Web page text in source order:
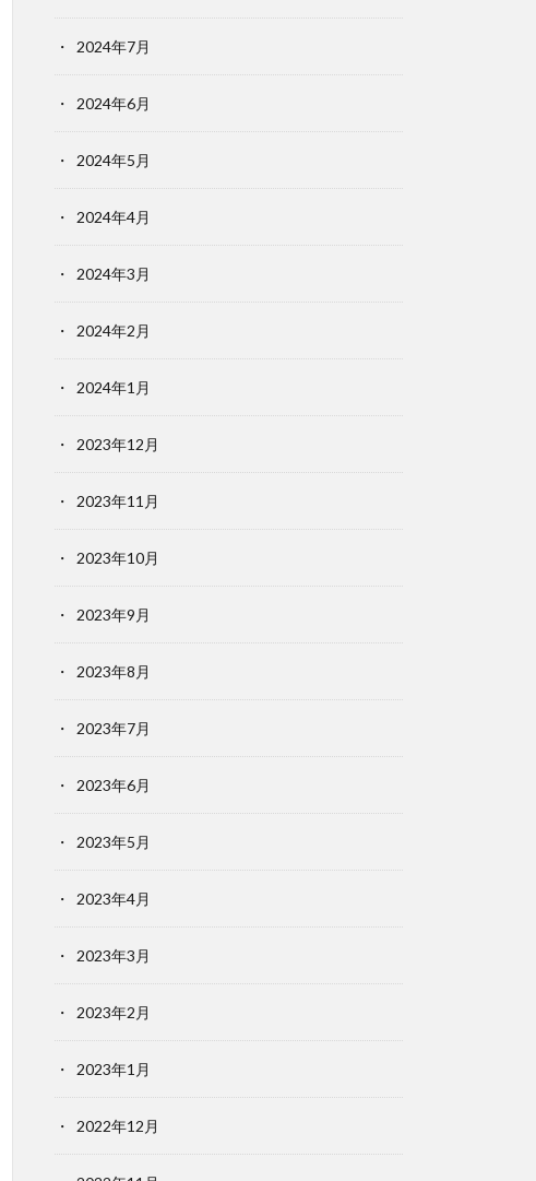
2024年7月
2024年6月
2024年5月
2024年4月
2024年3月
2024年2月
2024年1月
2023年12月
2023年11月
2023年10月
2023年9月
2023年8月
2023年7月
2023年6月
2023年5月
2023年4月
2023年3月
2023年2月
2023年1月
2022年12月